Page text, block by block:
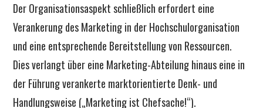
Der Organisationsaspekt schließlich erfordert eine
Verankerung des Marketing in der Hochschulorganisation
und eine entsprechende Bereitstellung von Ressourcen.
Dies verlangt über eine Marketing-Abteilung hinaus eine in
der Führung verankerte marktorientierte Denk- und
Handlungsweise („Marketing ist Chefsache!“).